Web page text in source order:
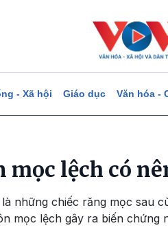
- Xã hội Giáo dục Văn hóa -
mọc lệch có
là những chiếc răng mọc sau
mọc lệch gây ra biến chứng